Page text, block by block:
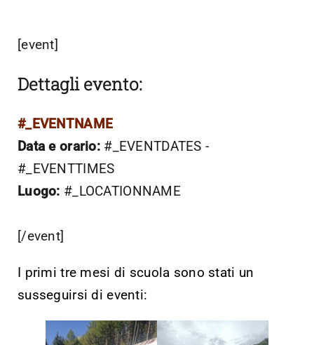
[event]
Dettagli evento:
#_EVENTNAME
Data e orario: #_EVENTDATES -
#_EVENTTIMES
Luogo: #_LOCATIONNAME
[/event]
I primi tre mesi di scuola sono stati un
susseguirsi di eventi: